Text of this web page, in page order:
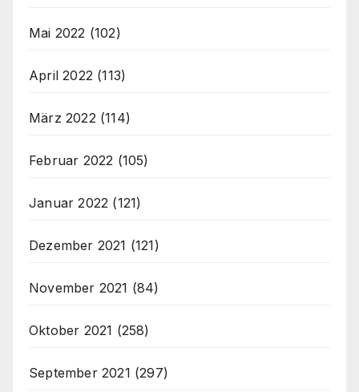
Mai 2022 (102)
April 2022 (113)
März 2022 (114)
Februar 2022 (105)
Januar 2022 (121)
Dezember 2021 (121)
November 2021 (84)
Oktober 2021 (258)
September 2021 (297)